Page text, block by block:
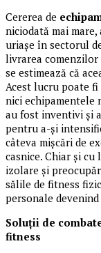
Cererea de
niciodată mai
uriașe în sectorul
livrarea
se estimează că
Acest lucru poate
nici echipamentele
au fost inventivi și
pentru a-și
câteva mișcări de
casnice. Chiar și
izolare și
sălile de fitness
personale
Soluții de
fitness